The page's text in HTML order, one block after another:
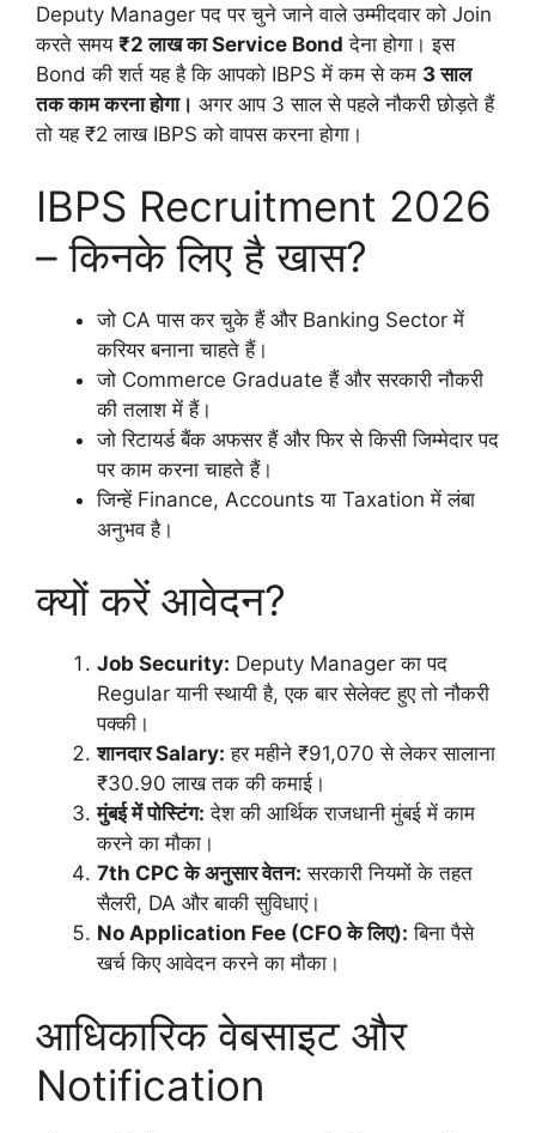
Deputy Manager पद पर चुने जाने वाले उम्मीदवार को Join
करते समय ₹2 लाख का Service Bond देना होगा। इस
Bond की शर्त यह है कि आपको IBPS में कम से कम 3 साल
तक काम करना होगा। अगर आप 3 साल से पहले नौकरी छोड़ते हैं
तो यह ₹2 लाख IBPS को वापस करना होगा।
IBPS Recruitment 2026
– किनके लिए है खास?
जो CA पास कर चुके हैं और Banking Sector में
करियर बनाना चाहते हैं।
जो Commerce Graduate हैं और सरकारी नौकरी
की तलाश में हैं।
जो रिटायर्ड बैंक अफसर हैं और फिर से किसी जिम्मेदार पद
पर काम करना चाहते हैं।
जिन्हें Finance, Accounts या Taxation में लंबा
अनुभव है।
क्यों करें आवेदन?
Job Security: Deputy Manager का पद
Regular यानी स्थायी है, एक बार सेलेक्ट हुए तो नौकरी
पक्की।
शानदार Salary: हर महीने ₹91,070 से लेकर सालाना
₹30.90 लाख तक की कमाई।
मुंबई में पोस्टिंग: देश की आर्थिक राजधानी मुंबई में काम
करने का मौका।
7th CPC के अनुसार वेतन: सरकारी नियमों के तहत
सैलरी, DA और बाकी सुविधाएं।
No Application Fee (CFO के लिए): बिना पैसे
खर्च किए आवेदन करने का मौका।
आधिकारिक वेबसाइट और
Notification